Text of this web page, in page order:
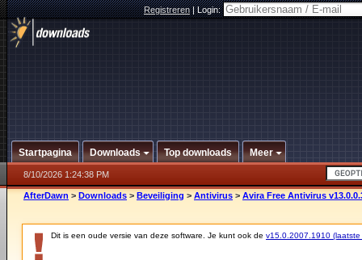
Registreren|Login:
Startpagina Downloads Top downloads Meer
8/10/2026 1:24:38 PM
AfterDawn > Downloads > Beveiliging > Antivirus > Avira Free Antivirus
Dit is een oude versie van deze software. Je kunt ook de v15.0.2007.1910 (laatste